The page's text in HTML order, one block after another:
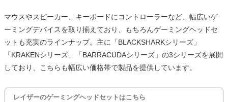
マウスやスピーカー、キーボードにコントローラーなど、幅広いゲ
ーミングデバイスを取り揃えており、もちろんゲーミングヘッドセ
ットも充実のラインナップ。主に「BLACKSHARKシリーズ」
「KRAKENシリーズ」「BARRACUDAシリーズ」の3シリーズを展開
しており、こちらも幅広い価格帯で製品を提供しています。
レイザーのゲーミングヘッドセットはこちら